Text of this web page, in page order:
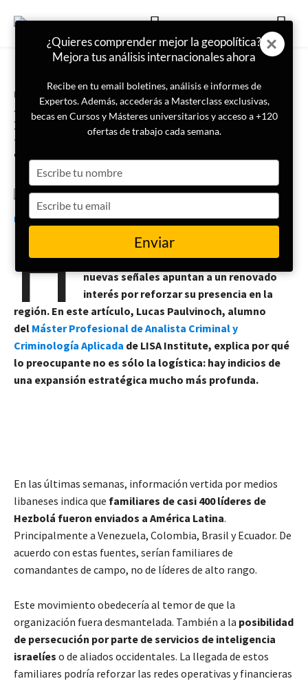
Portada
La migración de familiares de
Hezbolá hacia América Latina:
¿un riesgo de nuevas conexiones?
Lucas Paulinovich
H
ezbolá nunca ha desaparecido del todo
del radar latinoamericano. Pero ahora,
nuevas señales apuntan a un renovado
interés por reforzar su presencia en la
región. En este artículo, Lucas Paulvinoch, alumno
del Máster Profesional de Analista Criminal y
Criminología Aplicada de LISA Institute, explica por qué
lo preocupante no es sólo la logística: hay indicios de
una expansión estratégica mucho más profunda.
En las últimas semanas, información vertida por medios
libaneses indica que familiares de casi 400 líderes de
Hezbolá fueron enviados a América Latina.
Principalmente a Venezuela, Colombia, Brasil y Ecuador. De
acuerdo con estas fuentes, serían familiares de
comandantes de campo, no de líderes de alto rango.
Este movimiento obedecería al temor de que la
organización fuera desmantelada. También a la posibilidad
de persecución por parte de servicios de inteligencia
israelíes o de aliados occidentales. La llegada de estos
familiares podría reforzar las redes operativas y financieras
¿Quieres comprender mejor la geopolítica?
Mejora tus análisis internacionales ahora
Recibe en tu email boletines, análisis e informes de
Expertos. Además, accederás a Masterclass exclusivas,
becas en Cursos y Másteres universitarios y acceso a +120
ofertas de trabajo cada semana.
your
name
your
email
Enviar